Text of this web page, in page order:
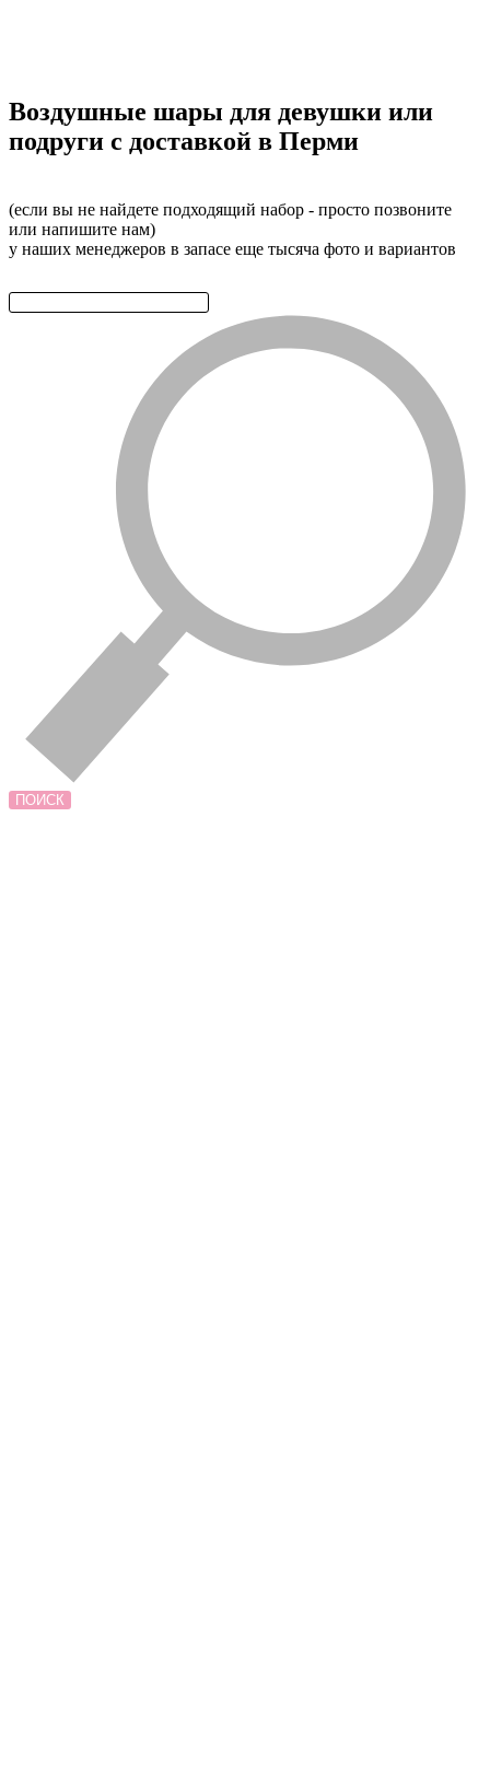
Воздушные шары для девушки или
подруги с доставкой в Перми
(если вы не найдете подходящий набор - просто позвоните
или напишите нам)
у наших менеджеров в запасе еще тысяча фото и вариантов
ПОИСК